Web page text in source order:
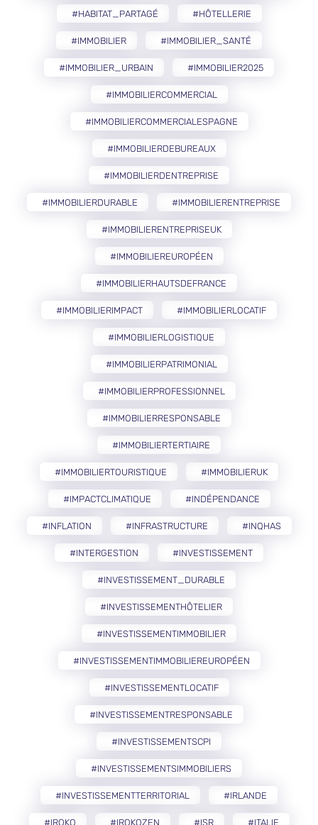
#HABITAT_PARTAGÉ #HÔTELLERIE
#IMMOBILIER #IMMOBILIER_SANTÉ
#IMMOBILIER_URBAIN #IMMOBILIER2025
#IMMOBILIERCOMMERCIAL
#IMMOBILIERCOMMERCIALESPAGNE
#IMMOBILIERDEBUREAUX
#IMMOBILIERDENTREPRISE
#IMMOBILIERDURABLE #IMMOBILIERENTREPRISE
#IMMOBILIERENTREPRISEUK
#IMMOBILIEREUROPÉEN
#IMMOBILIERHAUTSDEFRANCE
#IMMOBILIERIMPACT #IMMOBILIERLOCATIF
#IMMOBILIERLOGISTIQUE
#IMMOBILIERPATRIMONIAL
#IMMOBILIERPROFESSIONNEL
#IMMOBILIERRESPONSABLE
#IMMOBILIERTERTIAIRE
#IMMOBILIERTOURISTIQUE #IMMOBILIERUK
#IMPACTCLIMATIQUE #INDÉPENDANCE
#INFLATION #INFRASTRUCTURE #INQHAS
#INTERGESTION #INVESTISSEMENT
#INVESTISSEMENT_DURABLE
#INVESTISSEMENTHÔTELIER
#INVESTISSEMENTIMMOBILIER
#INVESTISSEMENTIMMOBILIEREUROPÉEN
#INVESTISSEMENTLOCATIF
#INVESTISSEMENTRESPONSABLE
#INVESTISSEMENTSCPI
#INVESTISSEMENTSIMMOBILIERS
#INVESTISSEMENTTERRITORIAL #IRLANDE
#IROKO #IROKOZEN #ISR #ITALIE